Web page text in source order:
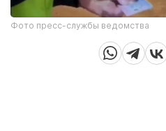
Фото пресс-службы ведомства